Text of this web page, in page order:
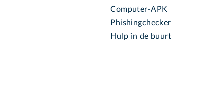
Computer-APK
Phishingchecker
Hulp in de buurt